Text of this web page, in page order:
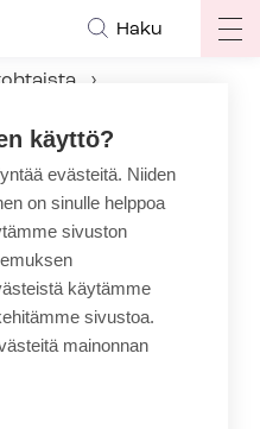
Haku
Tervetuloa ensihoidon opintopäivään maaliskuussa!
käyttö?
evästeitä. Niiden
on sinulle helppoa
sivuston
käytämme
sivustoa.
mainonnan